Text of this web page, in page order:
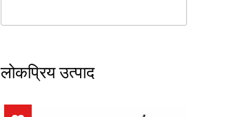
लोकप्रिय उत्पाद